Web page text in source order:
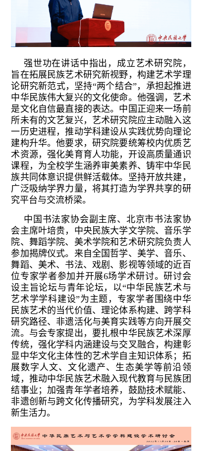
强世功在讲话中指出，成立艺术研究院，
旨在拓展民族艺术研究新视野，构建艺术学理
论研究新范式，坚持“两个结合”，承担起推进
中华民族伟大复兴的文化使命。他强调，艺术
是文化自信最直接的表达。中国正迎来一场前
所未有的文艺复兴，艺术研究院应主动融入这
一历史进程，推动学科建设从实践优势向理论
建构升华。他要求，研究院要统筹校内优质艺
术资源，强化美育育人功能，开设高质量通识
课程，为全校学生涵养审美素养、铸牢中华民
族共同体意识提供鲜活载体。坚持开放共建，
广泛吸纳学界力量，将其打造为学界共享的研
究平台与交流桥梁。
中国书法家协会副主席、北京市书法家协
会主席叶培贵，中央民族大学文学院、音乐学
院、舞蹈学院、美术学院和艺术研究院负责人
参加揭牌仪式。来自全国哲学、美学、音乐、
舞蹈、美术、书法、戏剧、影视等领域的近百
位专家学者参加并开展6场学术研讨。研讨会
设主旨论坛与青年论坛，以“中华民族艺术与
艺术学学科建设”为主题，专家学者围绕中华
民族艺术的当代价值、理论体系构建、跨学科
研究路径、非遗活化与美育实践等方向开展交
流。与会专家提出，要扎根中华民族艺术深厚
传统，强化学科内涵建设与交叉融合，构建彰
显中华文化主体性的艺术学自主知识体系；拓
展数字人文、文化遗产、生态美学等前沿领
域，推动中华民族艺术融入现代教育与民族团
结事业；加强青年学者培养，鼓励技术赋能、
非遗创新与跨文化传播研究，为学科发展注入
新生活力。